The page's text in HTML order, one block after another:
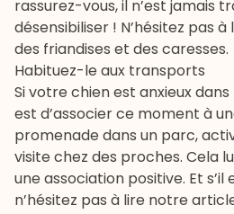
rassurez-vous, il n’est jamais
désensibiliser ! N’hésitez pas
des friandises et des caresses.
Habituez-le aux transports
Si votre chien est anxieux
est d’associer ce moment à
promenade dans un parc,
visite chez des proches. Cela
une association positive. Et s’il
n’hésitez pas à lire notre